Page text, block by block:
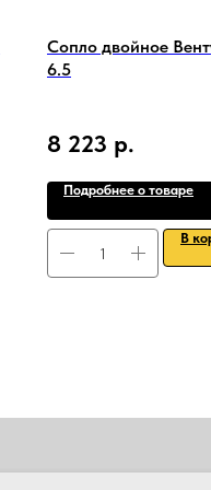
Сопло двойное
6.5
8 223 р.
Подробнее о товаре
В